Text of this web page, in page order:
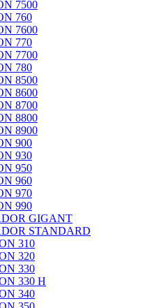
7500
760
7600
770
7700
780
8500
8600
8700
8800
8900
900
930
950
960
970
990
GIGANT
STANDARD
310
320
330
330 H
340